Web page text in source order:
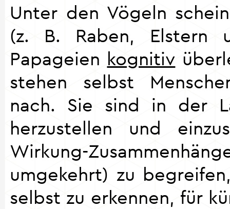
Unter den Vögeln
(z. B. Raben, Elstern
Papageien kognitiv
stehen selbst
nach. Sie sind in der
herzustellen und
Wirkung-
umgekehrt) zu
selbst zu erkennen, für